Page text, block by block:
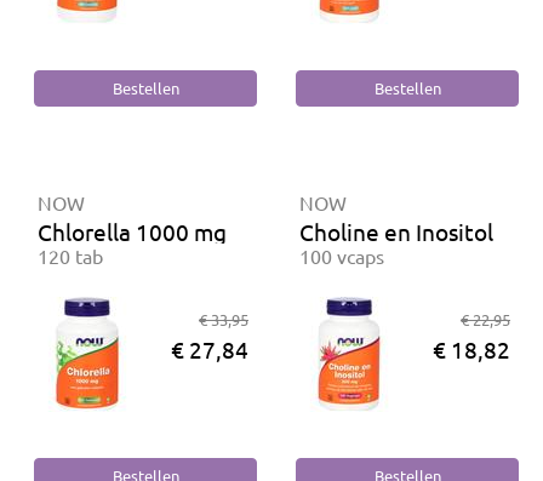
NOW
Chlorella 1000 mg
120 tab
€ 33,95
€ 27,84
NOW
Choline en Inositol
100 vcaps
€ 22,95
€ 18,82